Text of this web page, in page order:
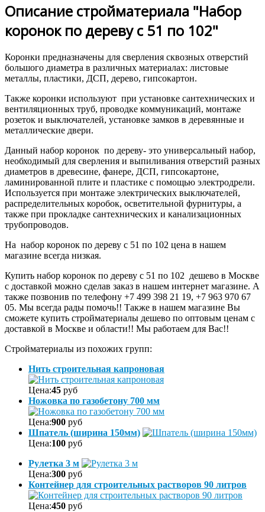
Описание стройматериала "Набор
коронок по дереву с 51 по 102"
Коронки предназначены для сверления сквозных отверстий
большого диаметра в различных материалах: листовые
металлы, пластики, ДСП, дерево, гипсокартон.
Также коронки используют при установке сантехнических и
вентиляционных труб, проводке коммуникаций, монтаже
розеток и выключателей, установке замков в деревянные и
металлические двери.
Данный набор коронок по дереву- это универсальный набор,
необходимый для сверления и выпиливания отверстий разных
диаметров в древесине, фанере, ДСП, гипсокартоне,
ламинированной плите и пластике с помощью электродрели.
Используется при монтаже электрических выключателей,
распределительных коробок, осветительной фурнитуры, а
также при прокладке сантехнических и канализационных
трубопроводов.
На набор коронок по дереву с 51 по 102 цена в нашем
магазине всегда низкая.
Купить набор коронок по дереву с 51 по 102 дешево в Москве
с доставкой можно сделав заказ в нашем интернет магазине. А
также позвонив по телефону +7 499 398 21 19, +7 963 970 67
05. Мы всегда рады помочь!! Также в нашем магазине Вы
сможете купить стройматериалы дешево по оптовым ценам с
доставкой в Москве и области!! Мы работаем для Вас!!
Стройматериалы из похожих групп:
Нить строительная капроновая
Цена:45 руб
Ножовка по газобетону 700 мм
Цена:900 руб
Шпатель (ширина 150мм)
Цена:100 руб
Рулетка 3 м
Цена:300 руб
Контейнер для строительных растворов 90 литров
Цена:450 руб